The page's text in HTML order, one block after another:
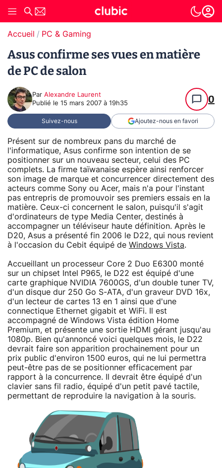
Accueil PC & Gaming
Asus confirme ses vues en matière
de PC de salon
Par Alexandre Laurent
Publié le 15 mars 2007 à 19h35 0
Suivez-nous Ajoutez-nous en favori
Présent sur de nombreux pans du marché de
l'informatique, Asus confirme son intention de se
positionner sur un nouveau secteur, celui des PC
complets. La firme taïwanaise espère ainsi renforcer
son image de marque et concurrencer directement des
acteurs comme Sony ou Acer, mais n'a pour l'instant
pas entrepris de promouvoir ses premiers essais en la
matière. Ceux-ci concernent le salon, puisqu'il s'agit
d'ordinateurs de type Media Center, destinés à
accompagner un téléviseur haute définition. Après le
D20, Asus a présenté fin 2006 le D22, qui nous revient
à l'occasion du Cebit équipé de Windows Vista.
Accueillant un processeur Core 2 Duo E6300 monté
sur un chipset Intel P965, le D22 est équipé d'une
carte graphique NVIDIA 7600GS, d'un double tuner TV,
d'un disque dur 250 Go S-ATA, d'un graveur DVD 16x,
d'un lecteur de cartes 13 en 1 ainsi que d'une
connectique Ethernet gigabit et WiFi. Il est
accompagné de Windows Vista édition Home
Premium, et présente une sortie HDMI gérant jusqu'au
1080p. Bien qu'annoncé voici quelques mois, le D22
devrait faire son apparition prochainement pour un
prix public d'environ 1500 euros, qui ne lui permettra
peut-être pas de se positionner efficacement par
rapport à la concurrence. Il devrait être équipé d'un
clavier sans fil radio, équipé d'un petit pavé tactile,
permettant de reproduire la navigation à la souris.